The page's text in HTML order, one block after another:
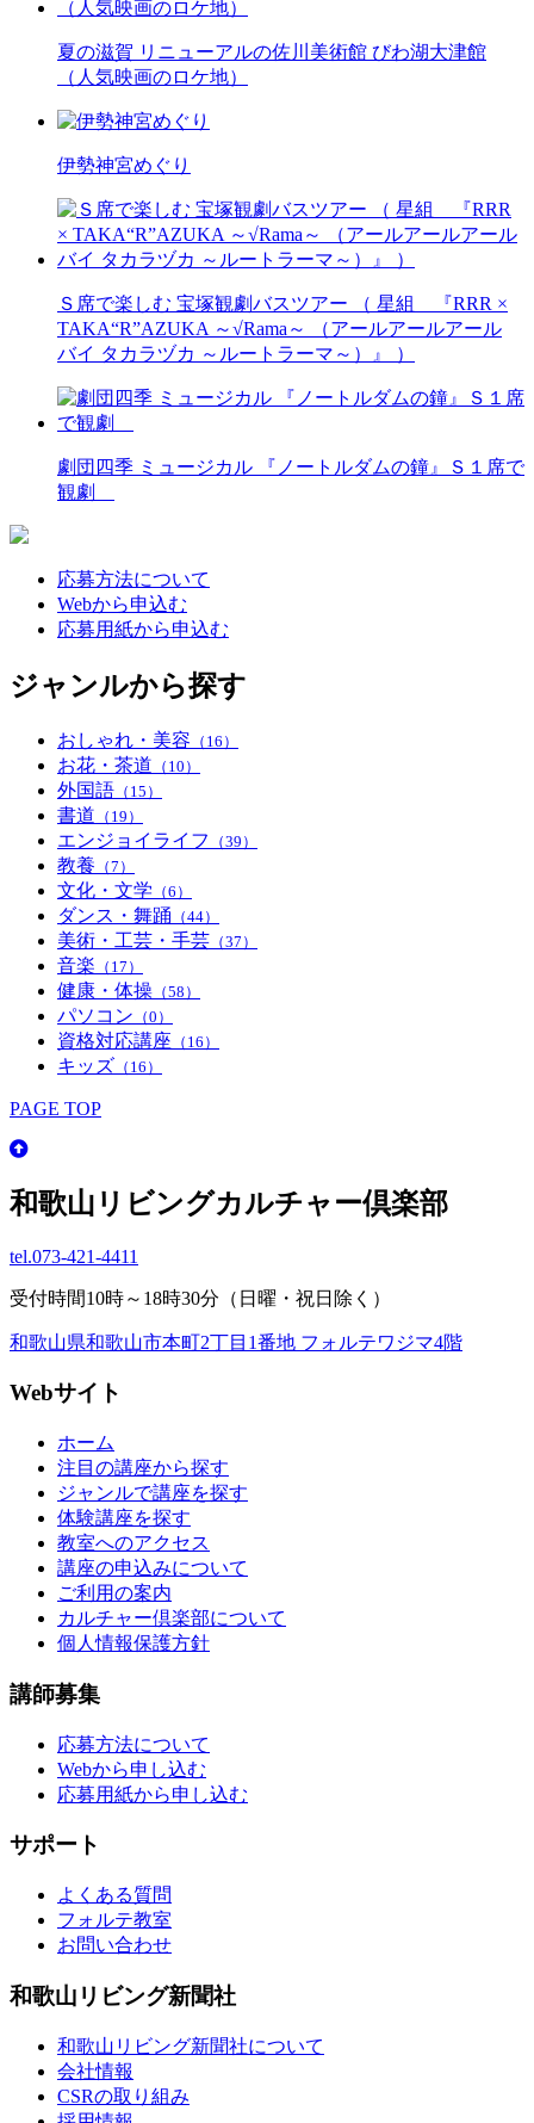
夏の滋賀 リニューアルの佐川美術館 びわ湖大津館
（人気映画のロケ地）
伊勢神宮めぐり
Ｓ席で楽しむ 宝塚観劇バスツアー （ 星組 『RRR ×
TAKA“R”AZUKA ～√Rama～ （アールアールアール
バイ タカラヅカ ～ルートラーマ～）』 ）
劇団四季 ミュージカル 『ノートルダムの鐘』Ｓ１席で
観劇
応募方法について
Webから申込む
応募用紙から申込む
ジャンルから探す
おしゃれ・美容 （16）
お花・茶道 （10）
外国語 （15）
書道 （19）
エンジョイライフ （39）
教養 （7）
文化・文学 （6）
ダンス・舞踊 （44）
美術・工芸・手芸 （37）
音楽 （17）
健康・体操 （58）
パソコン （0）
資格対応講座 （16）
キッズ （16）
PAGE TOP
和歌山リビングカルチャー倶楽部
tel.073-421-4411
受付時間10時～18時30分（日曜・祝日除く）
和歌山県和歌山市本町2丁目1番地 フォルテワジマ4階
Webサイト
ホーム
注目の講座から探す
ジャンルで講座を探す
体験講座を探す
教室へのアクセス
講座の申込みについて
ご利用の案内
カルチャー倶楽部について
個人情報保護方針
講師募集
応募方法について
Webから申し込む
応募用紙から申し込む
サポート
よくある質問
フォルテ教室
お問い合わせ
和歌山リビング新聞社
和歌山リビング新聞社について
会社情報
CSRの取り組み